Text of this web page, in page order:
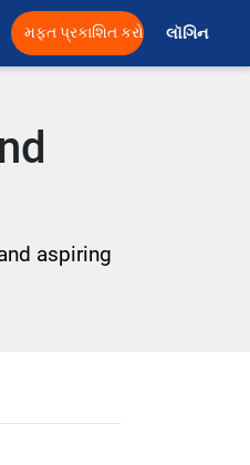
મફત પ્રકાશિત કરો લૉગિન
aspiring